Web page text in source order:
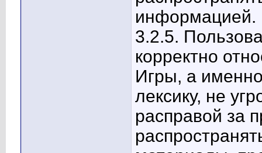
информацией.
3.2.5.
корректно
Игры, а
лексику, не
расправой за